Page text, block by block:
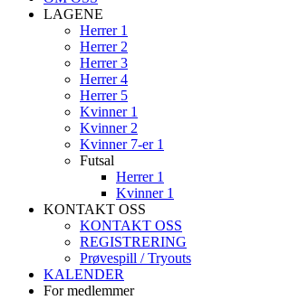
LAGENE
Herrer 1
Herrer 2
Herrer 3
Herrer 4
Herrer 5
Kvinner 1
Kvinner 2
Kvinner 7-er 1
Futsal
Herrer 1
Kvinner 1
KONTAKT OSS
KONTAKT OSS
REGISTRERING
Prøvespill / Tryouts
KALENDER
For medlemmer